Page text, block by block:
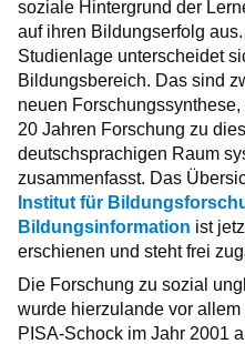
soziale Hintergrund der
auf ihren Bildungserfolg
Studienlage unterscheidet
Bildungsbereich. Das sind
neuen
20 Jahren Forschung zu
deutschsprachigen Raum
zusammenfasst. Das
Institut für
Bildungsinformation ist
erschienen und steht frei
Die Forschung zu sozial
wurde hierzulande vor
PISA-Schock im Jahr 2001